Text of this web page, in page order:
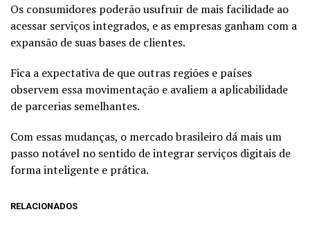
Os consumidores poderão usufruir de mais facilidade ao
acessar serviços integrados, e as empresas ganham com a
expansão de suas bases de clientes.
Fica a expectativa de que outras regiões e países
observem essa movimentação e avaliem a aplicabilidade
de parcerias semelhantes.
Com essas mudanças, o mercado brasileiro dá mais um
passo notável no sentido de integrar serviços digitais de
forma inteligente e prática.
RELACIONADOS